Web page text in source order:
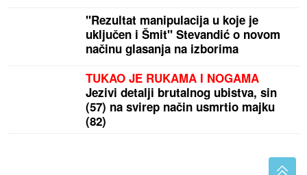
"Rezultat manipulacija u koje je
uključen i Šmit" Stevandić o novom
načinu glasanja na izborima
TUKAO JE RUKAMA I NOGAMA
Jezivi detalji brutalnog ubistva, sin
(57) na svirep način usmrtio majku
(82)